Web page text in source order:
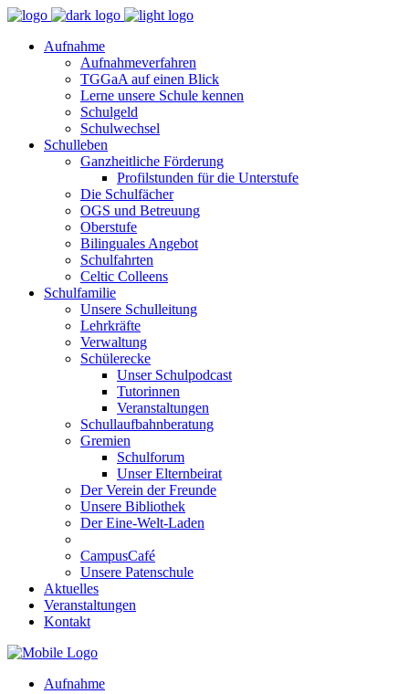
Aufnahme
Aufnahmeverfahren
TGGaA auf einen Blick
Lerne unsere Schule kennen
Schulgeld
Schulwechsel
Schulleben
Ganzheitliche Förderung
Profilstunden für die Unterstufe
Die Schulfächer
OGS und Betreuung
Oberstufe
Bilinguales Angebot
Schulfahrten
Celtic Colleens
Schulfamilie
Unsere Schulleitung
Lehrkräfte
Verwaltung
Schülerecke
Unser Schulpodcast
Tutorinnen
Veranstaltungen
Schullaufbahnberatung
Gremien
Schulforum
Unser Elternbeirat
Der Verein der Freunde
Unsere Bibliothek
Der Eine-Welt-Laden
CampusCafé
Unsere Patenschule
Aktuelles
Veranstaltungen
Kontakt
Aufnahme